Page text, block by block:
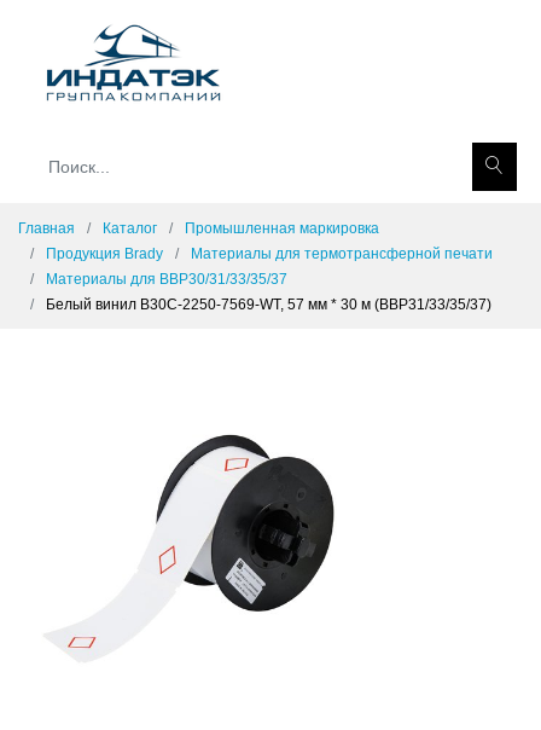
Главная Каталог
Промышленная маркировка
Продукция Brady
Материалы для термотрансферной печати
Материалы для BBP30/31/33/35/37
Белый винил B30C-2250-7569-WT, 57 мм * 30 м (BBP31/33/35/37)